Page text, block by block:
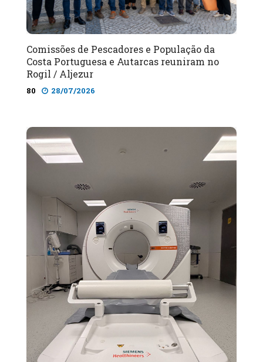
Comissões de Pescadores e População da
Costa Portuguesa e Autarcas reuniram no
Rogil / Aljezur
80 28/07/2026